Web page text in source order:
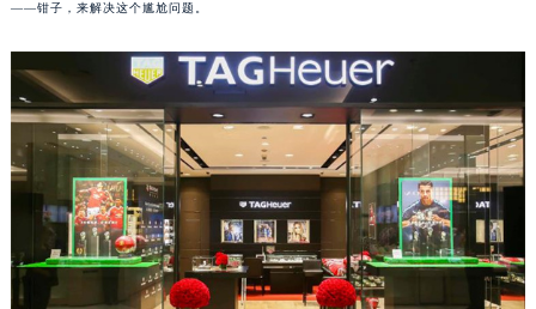
——钳子，来解决这个尴尬问题。